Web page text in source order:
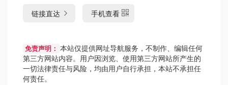
链接直达 手机查看
免责声明： 本站仅提供网址导航服务，不制作、编辑任何
第三方网站内容。用户因浏览、使用第三方网站所产生的
一切法律责任与风险，均由用户自行承担，本站不承担任
何责任。